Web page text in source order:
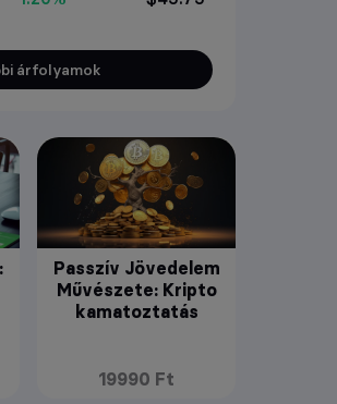
árfolyamok
Passzív Jövedelem
Művészete: Kripto
kamatoztatás
19990 Ft